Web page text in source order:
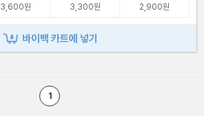
3,600원 3,300원 2,900원
바이백 카트에 넣기
1